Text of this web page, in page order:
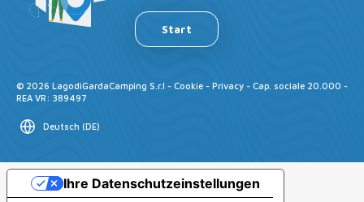
Start
© 2026 LagodiGardaCamping S.r.l - Cookie - Privacy - Cap. sociale 20.000 -
REA VR: 389497
Deutsch (DE)
Ihre Datenschutzeinstellungen